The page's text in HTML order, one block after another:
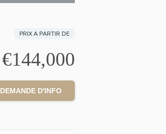
€144,000
PRIX A PARTIR DE
DEMANDE D'INFO